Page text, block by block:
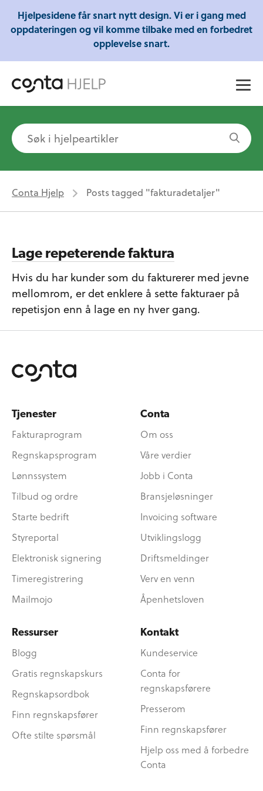
Gratis webinarer fra Conta - Lær om regnskap,
skatt og mye mer!
Conta Hjelp Posts tagged "fakturadetaljer"
Lage repeterende faktura
Hvis du har kunder som du fakturerer med jevne
mellomrom, er det enklere å sette fakturaer på
repetisjon enn å lage en ny hver gang.
Tjenester
Fakturaprogram
Regnskapsprogram
Lønnssystem
Tilbud og ordre
Starte bedrift
Styreportal
Elektronisk signering
Timeregistrering
Mailmojo
Conta
Om oss
Våre verdier
Jobb i Conta
Bransjeløsninger
Invoicing software
Utviklingslogg
Driftsmeldinger
Verv en venn
Åpenhetsloven
Ressurser
Blogg
Gratis regnskapskurs
Regnskapsordbok
Finn regnskapsfører
Ofte stilte spørsmål
Kontakt
Kundeservice
Conta for
regnskapsførere
Presserom
Finn regnskapsfører
Hjelp oss med å forbedre
Conta
Hjelpesidene får snart nytt design. Vi er i gang med
oppdateringen og vil komme tilbake med en forbedret
opplevelse snart.